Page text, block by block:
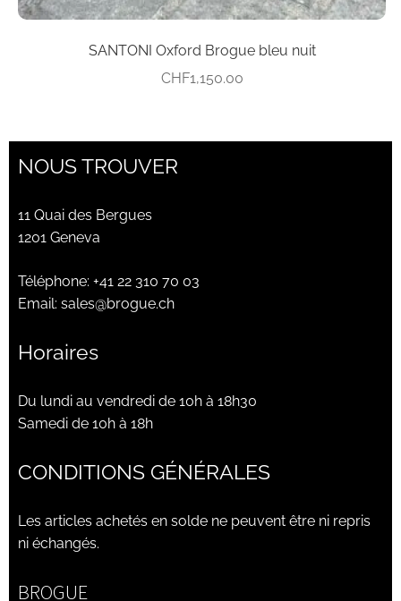
SANTONI Oxford Brogue bleu nuit
CHF1,150.00
NOUS TROUVER
11 Quai des Bergues
1201 Geneva
Téléphone: +41 22 310 70 03
Email: sales@brogue.ch
Horaires
Du lundi au vendredi de 10h à 18h30
Samedi de 10h à 18h
CONDITIONS GÉNÉRALES
Les articles achetés en solde ne peuvent être ni repris
ni échangés.
BROGUE